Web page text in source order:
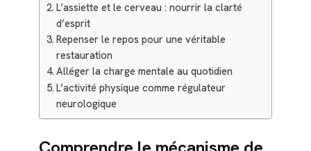
L’assiette et le cerveau : nourrir la clarté
d’esprit
Repenser le repos pour une véritable
restauration
Alléger la charge mentale au quotidien
L’activité physique comme régulateur
neurologique